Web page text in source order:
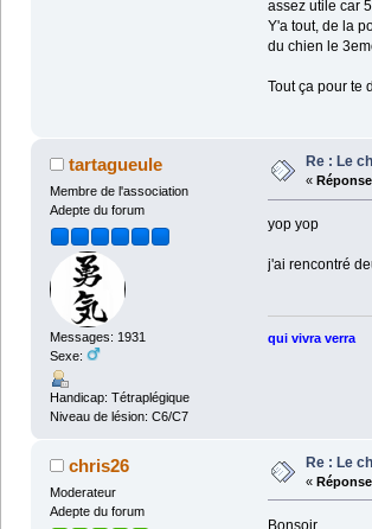
assez utile car
Y'a tout, de la
du chien le
Tout ça pour te
tartagueule
Membre de l'association
Adepte du forum
Messages: 1931
Sexe:
Handicap: Tétraplégique
Niveau de lésion: C6/C7
Re : Le
«
yop yop
j'ai rencontré
qui vivra verra
chris26
Moderateur
Adepte du forum
Re : Le
«
Bonsoir